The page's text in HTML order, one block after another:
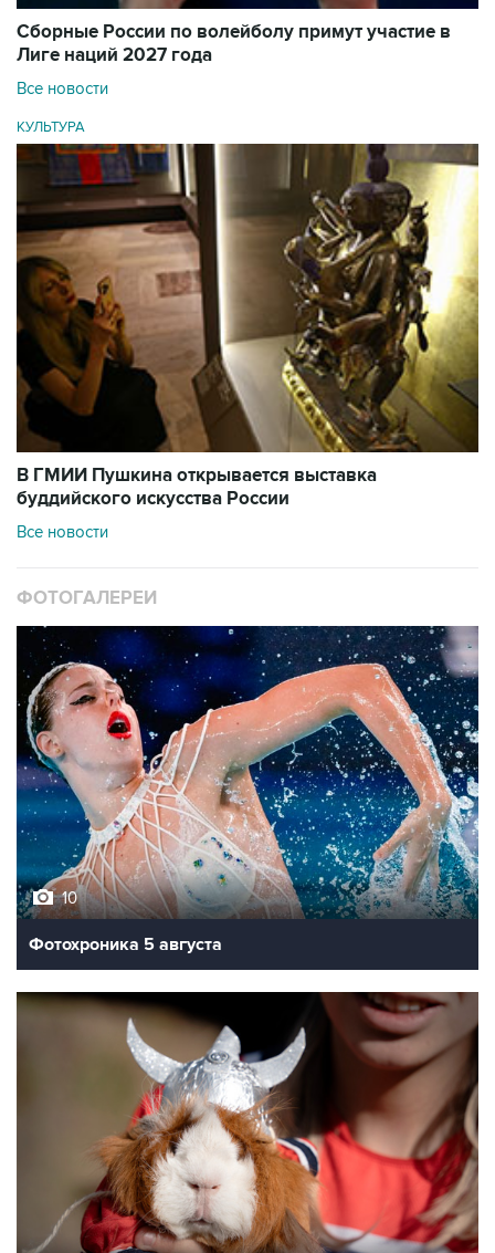
Сборные России по волейболу примут участие в
Лиге наций 2027 года
Все новости
КУЛЬТУРА
В ГМИИ Пушкина открывается выставка
буддийского искусства России
Все новости
ФОТОГАЛЕРЕИ
10
Фотохроника 5 августа